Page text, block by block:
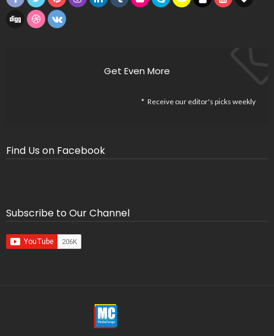
Get Even More
Receive our editor's picks weekly
Find Us on Facebook
Subscribe to Our Channel